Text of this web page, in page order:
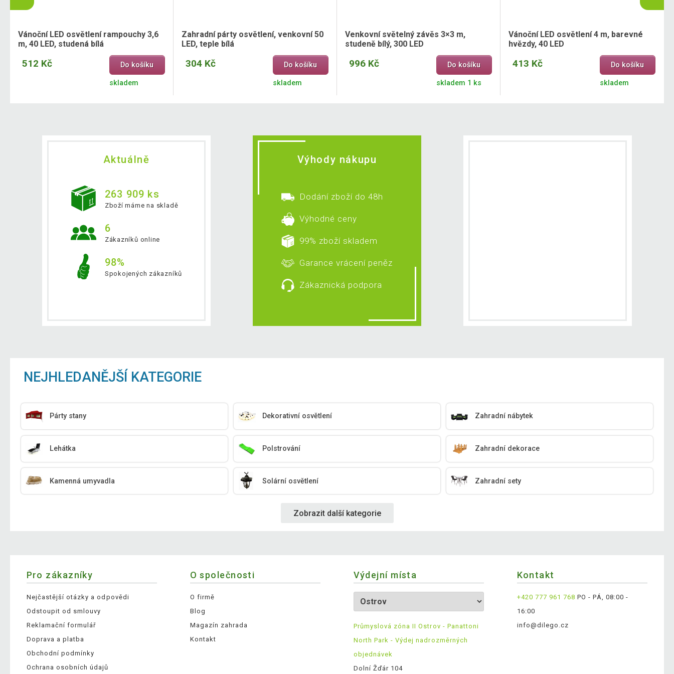
Vánoční LED osvětlení rampouchy 3,6
m, 40 LED, studená bílá
512 Kč Do košíku
skladem
Zahradní párty osvětlení, venkovní 50
LED, teple bílá
304 Kč Do košíku
skladem
Venkovní světelný závěs 3×3 m,
studeně bílý, 300 LED
996 Kč Do košíku
skladem 1 ks
Vánoční LED osvětlení 4 m, barevné
hvězdy, 40 LED
413 Kč Do košíku
skladem
Aktuálně
263 909 ks
Zboží máme na skladě
6
Zákazníků online
98%
Spokojených zákazníků
Výhody nákupu
Dodání zboží do 48h
Výhodné ceny
99% zboží skladem
Garance vrácení peněz
Zákaznická podpora
NEJHLEDANĚJŠÍ KATEGORIE
Párty stany Dekorativní osvětlení Zahradní nábytek
Lehátka Polstrování Zahradní dekorace
Kamenná umyvadla Solární osvětlení Zahradní sety
Zobrazit další kategorie
Pro zákazníky
Nejčastější otázky a odpovědi
Odstoupit od smlouvy
Reklamační formulář
Doprava a platba
Obchodní podmínky
Ochrana osobních údajů
O společnosti
O firmě
Blog
Magazín zahrada
Kontakt
Výdejní místa
Průmyslová zóna II Ostrov - Panattoni
North Park - Výdej nadrozměrných
objednávek
Dolní Žďár 104
Kontakt
+420 777 961 768 PO - PÁ, 08:00 -
16:00
info@dilego.cz